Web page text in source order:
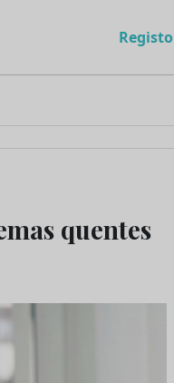
Registo
quentes